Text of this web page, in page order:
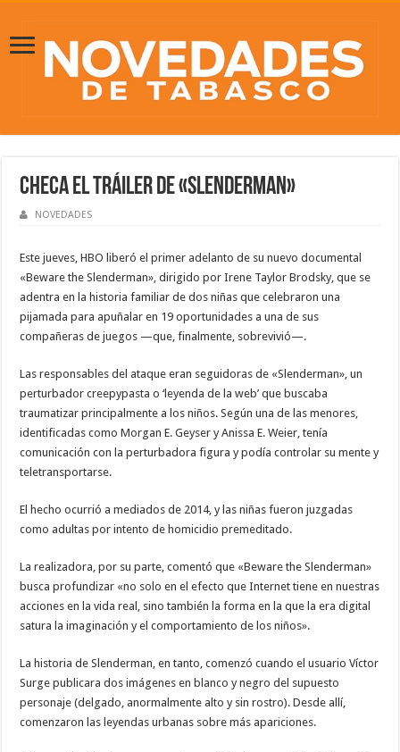
Checa el tráiler de «Slenderman»
NOVEDADES
Este jueves, HBO liberó el primer adelanto de su nuevo documental
«Beware the Slenderman», dirigido por Irene Taylor Brodsky, que se
adentra en la historia familiar de dos niñas que celebraron una
pijamada para apuñalar en 19 oportunidades a una de sus
compañeras de juegos —que, finalmente, sobrevivió—.
Las responsables del ataque eran seguidoras de «Slenderman», un
perturbador creepypasta o ‘leyenda de la web’ que buscaba
traumatizar principalmente a los niños. Según una de las menores,
identificadas como Morgan E. Geyser y Anissa E. Weier, tenía
comunicación con la perturbadora figura y podía controlar su mente y
teletransportarse.
El hecho ocurrió a mediados de 2014, y las niñas fueron juzgadas
como adultas por intento de homicidio premeditado.
La realizadora, por su parte, comentó que «Beware the Slenderman»
busca profundizar «no solo en el efecto que Internet tiene en nuestras
acciones en la vida real, sino también la forma en la que la era digital
satura la imaginación y el comportamiento de los niños».
La historia de Slenderman, en tanto, comenzó cuando el usuario Víctor
Surge publicara dos imágenes en blanco y negro del supuesto
personaje (delgado, anormalmente alto y sin rostro). Desde allí,
comenzaron las leyendas urbanas sobre más apariciones.